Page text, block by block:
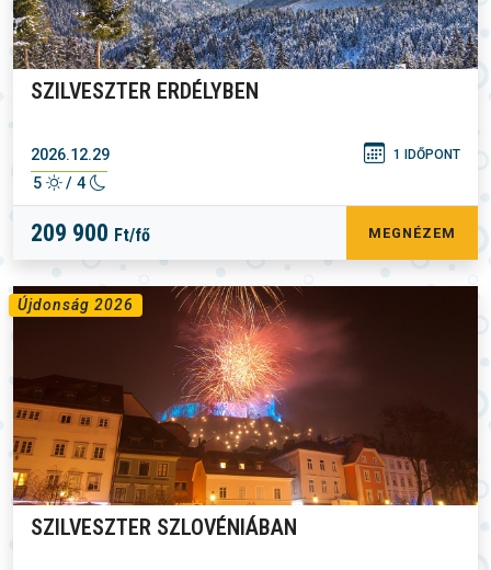
SZILVESZTER ERDÉLYBEN
2026.12.29 1 IDŐPONT
5 / 4
209 900 Ft/fő MEGNÉZEM
Újdonság 2026
SZILVESZTER SZLOVÉNIÁBAN